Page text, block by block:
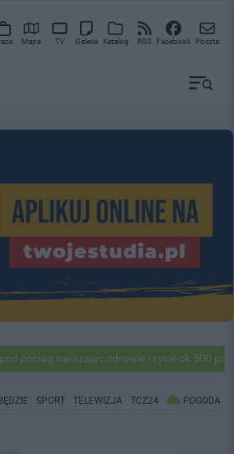
Mapa TV Galeria Katalog RSS Facebook Poczta
narażając zdrowie i życie ok 500
SPORT TELEWIZJA TCZ24 POGODA